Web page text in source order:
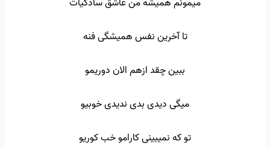
تا آخرین نفس همیشگی فنه
ببین چقد ازهم الان دوریمو
میگی دیدی بدی ندیدی خوبیو
تو که نمیبینی کارامو خب کوریو